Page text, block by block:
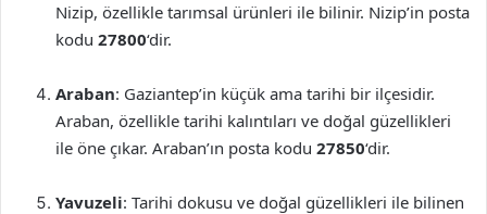
Nizip, özellikle tarımsal ürünleri ile bilinir. Nizip’in posta
kodu 27800‘dir.
Araban: Gaziantep’in küçük ama tarihi bir ilçesidir.
Araban, özellikle tarihi kalıntıları ve doğal güzellikleri
ile öne çıkar. Araban’ın posta kodu 27850‘dir.
Yavuzeli: Tarihi dokusu ve doğal güzellikleri ile bilinen